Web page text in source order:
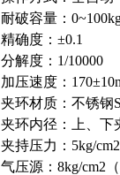
耐破容量：
精确度：±0.1
分解度：1/10000
加压速度：
夹环材质：不锈钢
夹环内径：上、下
夹持压力：5kg/
气压源：8kg/cm2